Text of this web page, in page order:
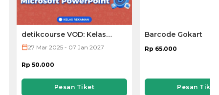
detikcourse VOD: Kelas
Microsoft PowerPoint
27 Mar 2025 - 07 Jan 2027
Rp 50.000
Pesan Tiket
Barcode Gokart
Rp 65.000
Pesan Tiket